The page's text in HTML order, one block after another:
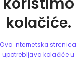
kolačiće.
Ova internetska stranica
upotrebljava kolačiće u